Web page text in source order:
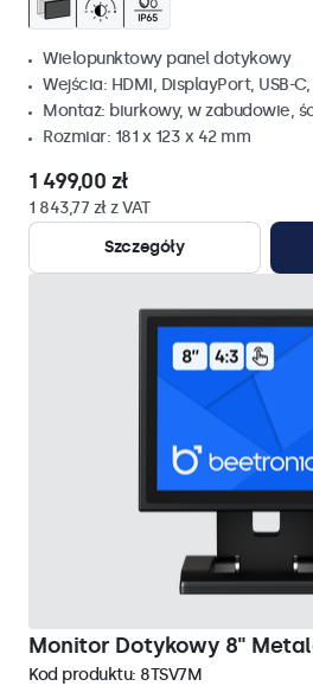
Wielopunktowy panel dotykowy
Wejścia: HDMI, DisplayPort, USB-C,
Montaż: biurkowy, w zabudowie,
Rozmiar: 181 x 123 x 42 mm
1 499,00 zł
1 843,77 zł z VAT
Szczegóły
Monitor Dotykowy 8"
Kod produktu: 8TSV7M